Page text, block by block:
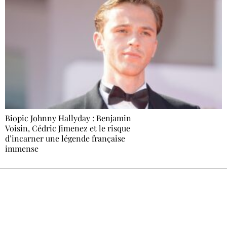
Biopic Johnny Hallyday : Benjamin
Voisin, Cédric Jimenez et le risque
d’incarner une légende française
immense